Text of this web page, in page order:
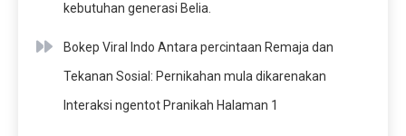
kebutuhan generasi Belia.
Bokep Viral Indo Antara percintaan Remaja dan
Tekanan Sosial: Pernikahan mula dikarenakan
Interaksi ngentot Pranikah Halaman 1